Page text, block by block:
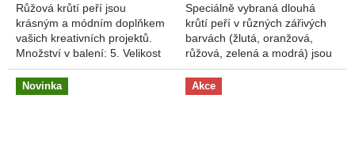
Růžová krůtí peří jsou
krásným a módním doplňkem
vašich kreativních projektů.
Množství v balení: 5. Velikost
jednoho peří: 15 cm. Barva:
růžová.
Speciálně vybraná dlouhá
krůtí peří v různých zářivých
barvách (žlutá, oranžová,
růžová, zelená a modrá) jsou
perfektním doplňkem pro
všechny druhy kreativních
prací pro děti i...
Novinka Akce